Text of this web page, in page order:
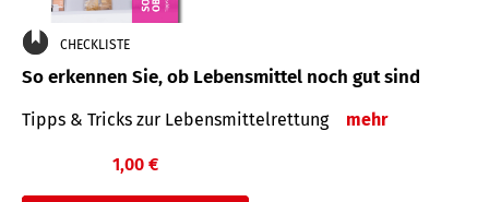
CHECKLISTE
So erkennen Sie, ob Lebensmittel noch gut sind
Tipps & Tricks zur Lebensmittelrettung mehr
1,00 €